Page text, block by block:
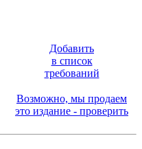
Добавить
в список
требований
Возможно, мы продаем
это издание - проверить